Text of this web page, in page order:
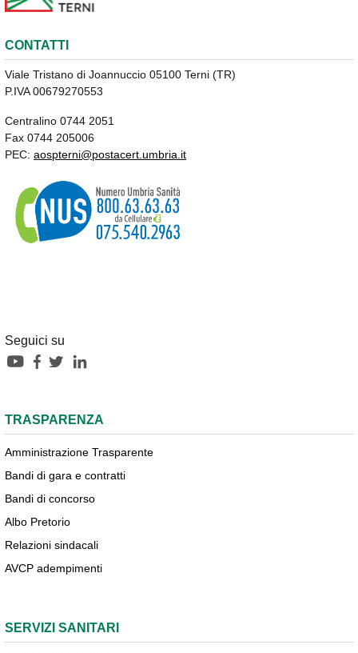
CONTATTI
Viale Tristano di Joannuccio 05100 Terni (TR)
P.IVA 00679270553
Centralino 0744 2051
Fax 0744 205006
PEC: aospterni@postacert.umbria.it
Seguici su
TRASPARENZA
Amministrazione Trasparente
Bandi di gara e contratti
Bandi di concorso
Albo Pretorio
Relazioni sindacali
AVCP adempimenti
SERVIZI SANITARI